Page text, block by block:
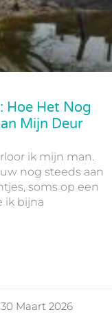
Hoe Het Nog
Mijn Deur
ik mijn man.
nog steeds aan
soms op een
ik bijna
30 Maart 2026